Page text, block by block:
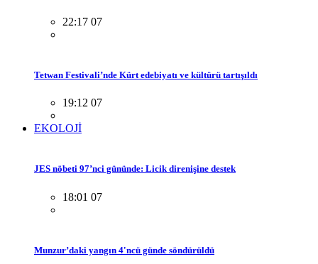
22:17 07
Tetwan Festivali’nde Kürt edebiyatı ve kültürü tartışıldı
19:12 07
EKOLOJİ
JES nöbeti 97’nci gününde: Licik direnişine destek
18:01 07
Munzur’daki yangın 4'ncü günde söndürüldü